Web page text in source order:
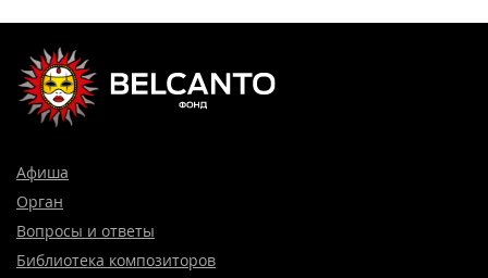
Афиша
Орган
Вопросы и ответы
Библиотека композиторов